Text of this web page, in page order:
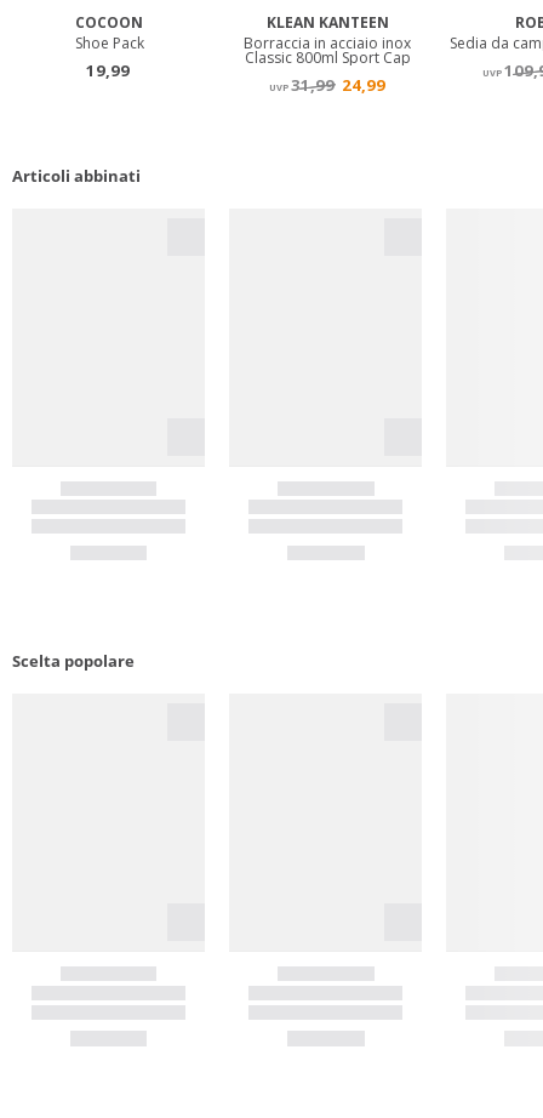
Articoli abbinati
Scelta popolare